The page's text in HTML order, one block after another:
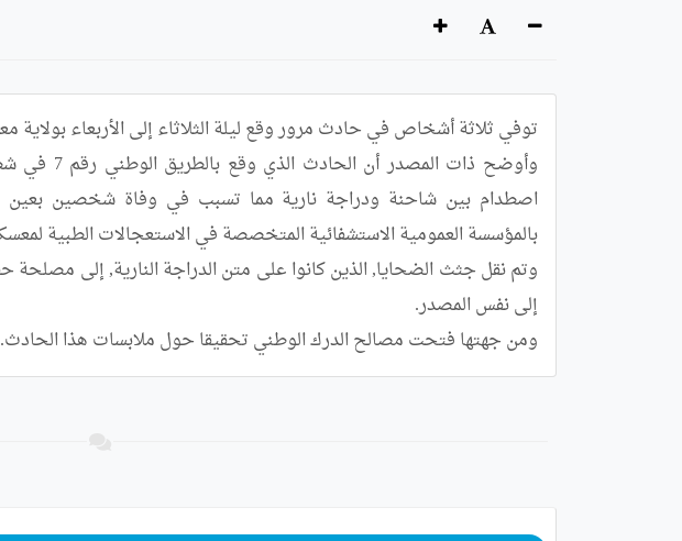
ومن جهتها فتحت مصالح الدرك الوطني تحقيقا حول ملابسات هذا الحادث.